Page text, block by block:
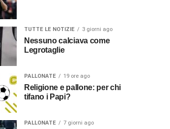
TUTTE LE NOTIZIE 3 giorni ago
Nessuno calciava come
Legrotaglie
PALLONATE 19 ore ago
Religione e pallone: per chi
tifano i Papi?
PALLONATE 7 giorni ago